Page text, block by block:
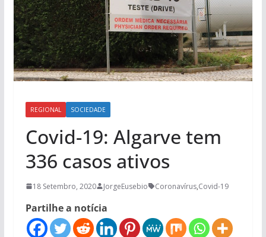
REGIONAL SOCIEDADE
Covid-19: Algarve tem
336 casos ativos
18 Setembro, 2020 JorgeEusebio Coronavírus,Covid-19
Partilhe a notícia